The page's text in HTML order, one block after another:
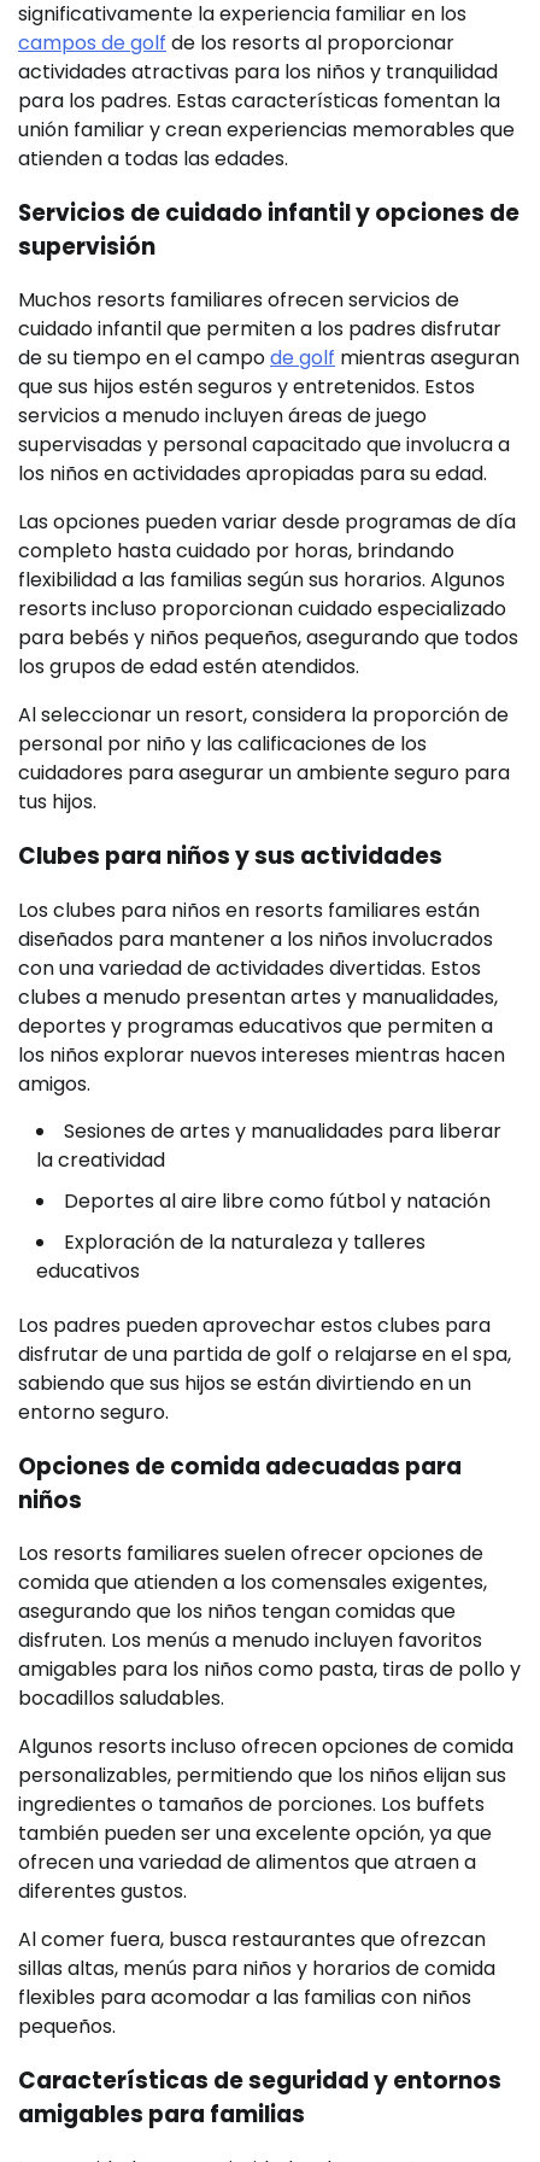
significativamente la experiencia familiar en los
campos de golf de los resorts al proporcionar
actividades atractivas para los niños y tranquilidad
para los padres. Estas características fomentan la
unión familiar y crean experiencias memorables que
atienden a todas las edades.
Servicios de cuidado infantil y opciones de
supervisión
Muchos resorts familiares ofrecen servicios de
cuidado infantil que permiten a los padres disfrutar
de su tiempo en el campode golf mientras aseguran
que sus hijos estén seguros y entretenidos. Estos
servicios a menudo incluyen áreas de juego
supervisadas y personal capacitado que involucra a
los niños en actividades apropiadas para su edad.
Las opciones pueden variar desde programas de día
completo hasta cuidado por horas, brindando
flexibilidad a las familias según sus horarios. Algunos
resorts incluso proporcionan cuidado especializado
para bebés y niños pequeños, asegurando que todos
los grupos de edad estén atendidos.
Al seleccionar un resort, considera la proporción de
personal por niño y las calificaciones de los
cuidadores para asegurar un ambiente seguro para
tus hijos.
Clubes para niños y sus actividades
Los clubes para niños en resorts familiares están
diseñados para mantener a los niños involucrados
con una variedad de actividades divertidas. Estos
clubes a menudo presentan artes y manualidades,
deportes y programas educativos que permiten a
los niños explorar nuevos intereses mientras hacen
amigos.
Sesiones de artes y manualidades para liberar
la creatividad
Deportes al aire libre como fútbol y natación
Exploración de la naturaleza y talleres
educativos
Los padres pueden aprovechar estos clubes para
disfrutar de una partida de golf o relajarse en el spa,
sabiendo que sus hijos se están divirtiendo en un
entorno seguro.
Opciones de comida adecuadas para
niños
Los resorts familiares suelen ofrecer opciones de
comida que atienden a los comensales exigentes,
asegurando que los niños tengan comidas que
disfruten. Los menús a menudo incluyen favoritos
amigables para los niños como pasta, tiras de pollo y
bocadillos saludables.
Algunos resorts incluso ofrecen opciones de comida
personalizables, permitiendo que los niños elijan sus
ingredientes o tamaños de porciones. Los buffets
también pueden ser una excelente opción, ya que
ofrecen una variedad de alimentos que atraen a
diferentes gustos.
Al comer fuera, busca restaurantes que ofrezcan
sillas altas, menús para niños y horarios de comida
flexibles para acomodar a las familias con niños
pequeños.
Características de seguridad y entornos
amigables para familias